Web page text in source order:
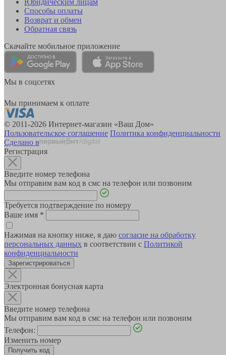
Способы оплаты
Возврат и обмен
Обратная связь
Скачайте мобильное приложение
Мы в соцсетях
Мы принимаем к оплате
© 2011-2026 Интернет-магазин «Ваш Дом»
Пользовательское соглашение Политика конфиденциальности
Сделано в
Регистрация
Введите номер телефона
Мы отправим вам код в смс на телефон или позвоним
Требуется подтверждение по номеру
Ваше имя *
Нажимая на кнопку ниже, я даю согласие на обработку
персональных данных в соответствии с Политикой
конфиденциальности
Зарегистрироваться
Электронная бонусная карта
Введите номер телефона
Мы отправим вам код в смс на телефон или позвоним
Телефон:
Изменить номер